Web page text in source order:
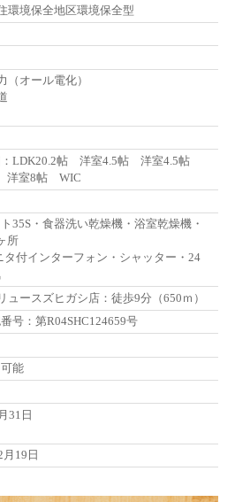
環境保全地区環境保全型
（オール電化）
：LDK20.2帖 洋室4.5帖 洋室4.5帖
洋室8帖 WIC
ト35S・食器洗い乾燥機・浴室乾燥機・
所
タ付インターフォン・シャッター・24
ュースズヒガシ店：徒歩9分（650ｍ）
号：第R04SHC124659号
能
31日
19日